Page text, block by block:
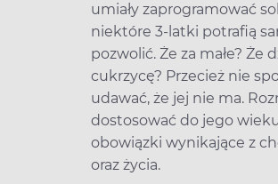
umiały zaprogramować
niektóre 3-latki potrafią
pozwolić. Że za małe?
cukrzycę? Przecież nie
udawać, że jej nie ma.
dostosować do jego
obowiązki wynikające z
oraz życia.